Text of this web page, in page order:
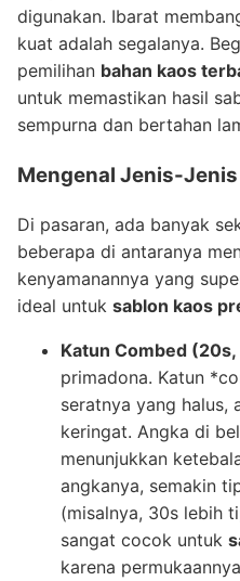
digunakan. Ibarat
kuat adalah segalanya.
pemilihan bahan kaos
untuk memastikan hasil
sempurna dan bertahan
Mengenal Jenis-
Di pasaran, ada banyak
beberapa di antaranya
kenyamanannya yang
ideal untuk sablon kaos
Katun Combed
primadona. Katun
seratnya yang halus,
keringat. Angka di
menunjukkan
angkanya, semakin
(misalnya, 30s lebih
sangat cocok untuk
karena